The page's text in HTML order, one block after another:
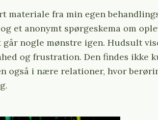
materiale fra min egen
et anonymt spørgeskema om
nogle mønstre igen. Hudsult
og frustration. Den findes ikke
også i nære relationer, hvor